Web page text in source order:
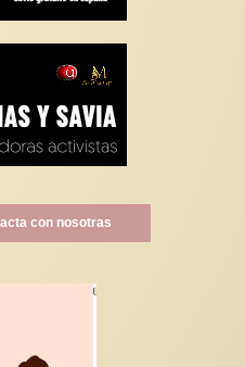
con nosotras